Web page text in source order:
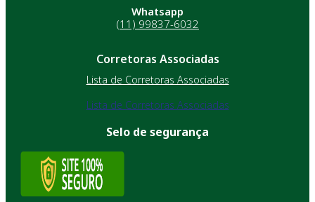
Whatsapp
(11) 99837-6032
Corretoras Associadas
Lista de Corretoras Associadas
Lista de Corretoras Associadas
Selo de segurança